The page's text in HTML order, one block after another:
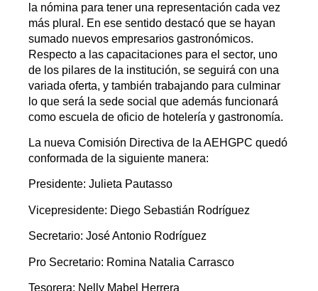
la nómina para tener una representación cada vez
más plural. En ese sentido destacó que se hayan
sumado nuevos empresarios gastronómicos.
Respecto a las capacitaciones para el sector, uno
de los pilares de la institución, se seguirá con una
variada oferta, y también trabajando para culminar
lo que será la sede social que además funcionará
como escuela de oficio de hotelería y gastronomía.
La nueva Comisión Directiva de la AEHGPC quedó
conformada de la siguiente manera:
Presidente: Julieta Pautasso
Vicepresidente: Diego Sebastián Rodríguez
Secretario: José Antonio Rodríguez
Pro Secretario: Romina Natalia Carrasco
Tesorera: Nelly Mabel Herrera